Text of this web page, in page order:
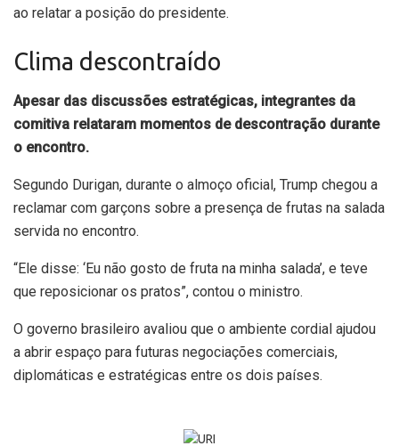
ao relatar a posição do presidente.
Clima descontraído
Apesar das discussões estratégicas, integrantes da
comitiva relataram momentos de descontração durante
o encontro.
Segundo Durigan, durante o almoço oficial, Trump chegou a
reclamar com garçons sobre a presença de frutas na salada
servida no encontro.
“Ele disse: ‘Eu não gosto de fruta na minha salada’, e teve
que reposicionar os pratos”, contou o ministro.
O governo brasileiro avaliou que o ambiente cordial ajudou
a abrir espaço para futuras negociações comerciais,
diplomáticas e estratégicas entre os dois países.